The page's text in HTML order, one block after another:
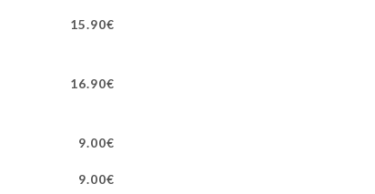
15.90€
16.90€
9.00€
9.00€